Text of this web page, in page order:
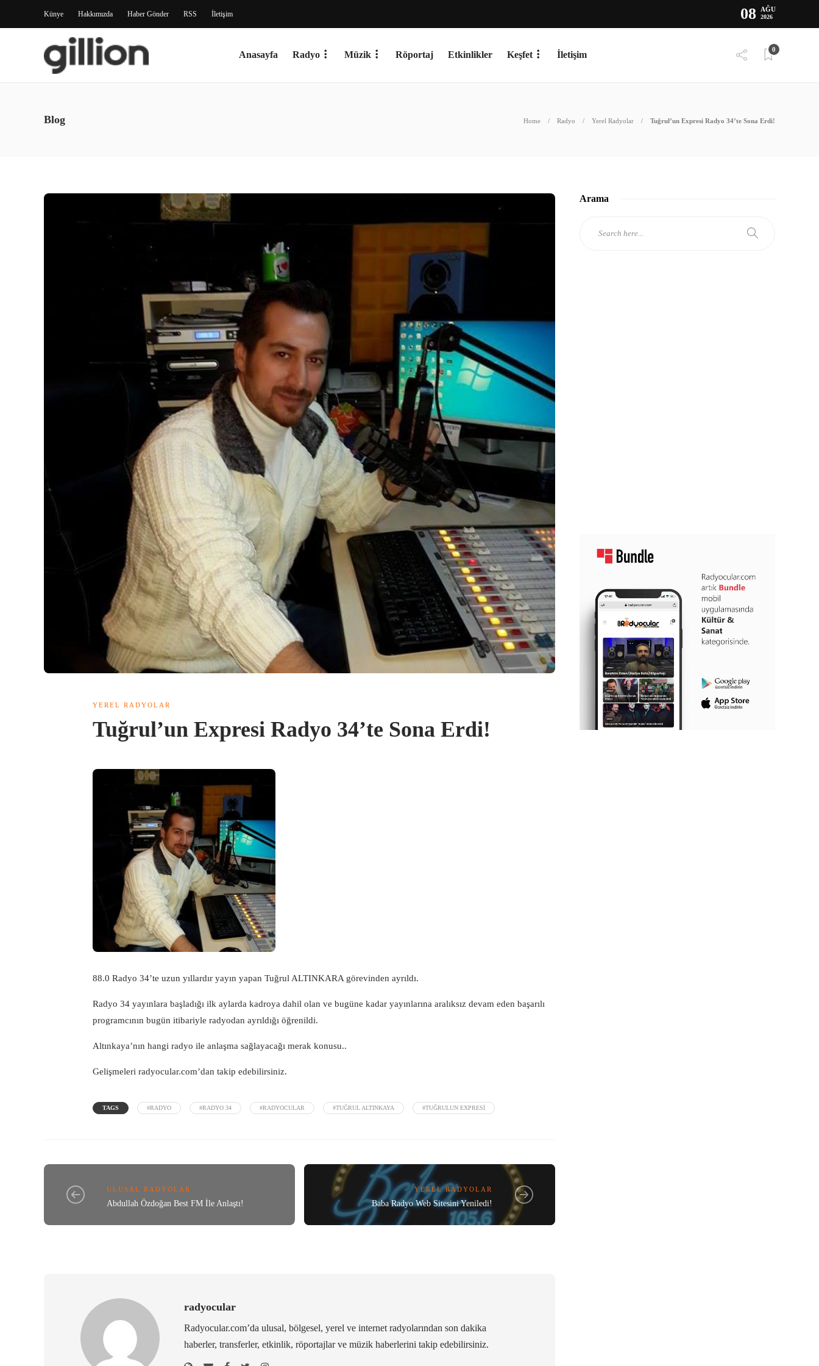
Künye Hakkımızda Haber Gönder RSS İletişim 08 AĞU
2026
Anasayfa Radyo Müzik Röportaj Etkinlikler Keşfet İletişim 0
Blog Home Radyo Yerel Radyolar Tuğrul’un Expresi Radyo 34’te Sona Erdi!
YEREL RADYOLAR
Tuğrul’un Expresi Radyo 34’te Sona Erdi!
88.0 Radyo 34’te uzun yıllardır yayın yapan Tuğrul ALTINKARA görevinden ayrıldı.
Radyo 34 yayınlara başladığı ilk aylarda kadroya dahil olan ve bugüne kadar yayınlarına aralıksız devam eden başarılı
programcının bugün itibariyle radyodan ayrıldığı öğrenildi.
Altınkaya’nın hangi radyo ile anlaşma sağlayacağı merak konusu..
Gelişmeleri radyocular.com’dan takip edebilirsiniz.
TAGS #RADYO #RADYO 34 #RADYOCULAR #TUĞRUL ALTINKAYA #TUĞRULUN EXPRESI
ULUSAL RADYOLAR
Abdullah Özdoğan Best FM İle Anlaştı!
YEREL RADYOLAR
Baba Radyo Web Sitesini Yeniledi!
radyocular
Radyocular.com’da ulusal, bölgesel, yerel ve internet radyolarından son dakika
haberler, transferler, etkinlik, röportajlar ve müzik haberlerini takip edebilirsiniz.
Arama